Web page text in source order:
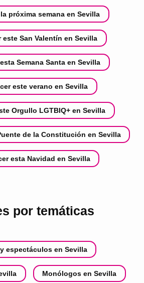
próxima semana en Sevilla
este San Valentín en Sevilla
Semana Santa en Sevilla
este verano en Sevilla
Orgullo LGTBIQ+ en Sevilla
de la Constitución en Sevilla
esta Navidad en Sevilla
por temáticas
espectáculos en Sevilla
Monólogos en Sevilla